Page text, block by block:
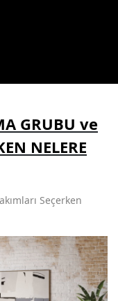
GRUBU ve
NELERE
Seçerken